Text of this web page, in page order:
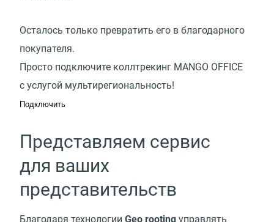
Осталось только превратить его в благодарного
покупателя.
Просто подключите коллтрекинг MANGO OFFICE
с услугой мультирегиональность!
Подключить
Представляем сервис
для ваших
представительств
Благодаря технологии Geo rooting управлять